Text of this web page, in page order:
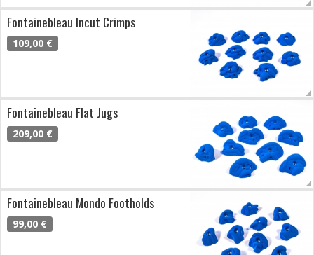
Fontainebleau Incut Crimps
109,00 €
Fontainebleau Flat Jugs
209,00 €
Fontainebleau Mondo Footholds
99,00 €